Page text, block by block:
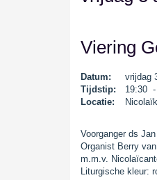
Viering
Datum:
vrijdag
Tijdstip:
19:30 -
Locatie:
Voorganger ds
Organist Berry
m.m.v.
Liturgische kleur: